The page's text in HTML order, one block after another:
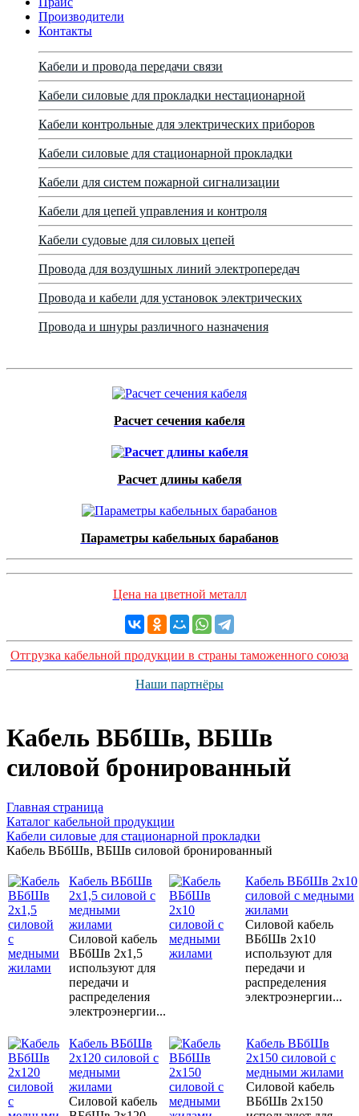
Производители
Контакты
Кабели и провода передачи связи
Кабели силовые для прокладки нестационарной
Кабели контрольные для электрических приборов
Кабели силовые для стационарной прокладки
Кабели для систем пожарной сигнализации
Кабели для цепей управления и контроля
Кабели судовые для силовых цепей
Провода для воздушных линий электропередач
Провода и кабели для установок электрических
Провода и шнуры различного назначения
Расчет сечения кабеля
Расчет длины кабеля
Параметры кабельных барабанов
Цена на цветной металл
Отгрузка кабельной продукции в страны таможенного союза
Наши партнёры
Кабель ВБбШв, ВБШв
силовой бронированный
Главная страница
Каталог кабельной продукции
Кабели силовые для стационарной прокладки
Кабель ВБбШв, ВБШв силовой бронированный
Кабель ВБбШв
2х1,5 силовой с
медными
жилами
Силовой кабель
ВБбШв 2х1,5
используют для
передачи и
распределения
электроэнергии...
Кабель ВБбШв 2х10
силовой с медными
жилами
Силовой кабель
ВБбШв 2х10
используют для
передачи и
распределения
электроэнергии...
Кабель ВБбШв
2х120 силовой с
медными
жилами
Силовой кабель
Кабель ВБбШв
2х150 силовой с
медными жилами
Силовой кабель
ВБбШв 2х150